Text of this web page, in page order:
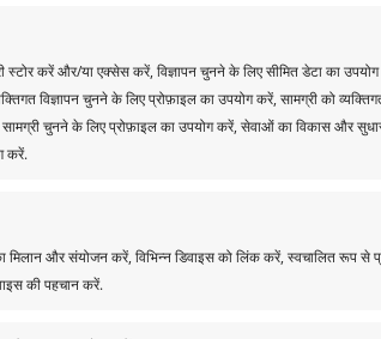
स्टोर करें और/या एक्सेस करें, विज्ञापन चुनने के लिए सीमित डेटा का उपयोग
विज्ञापन चुनने के लिए प्रोफ़ाइल का उपयोग करें, सामग्री को
सामग्री चुनने के लिए प्रोफ़ाइल का उपयोग करें, सेवाओं का विकास और
करें.
मिलान और संयोजन करें, विभिन्न डिवाइस को लिंक करें, स्वचालित रूप से
की पहचान करें.